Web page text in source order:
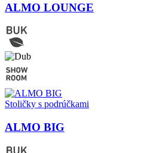
ALMO LOUNGE
Stoličky s podrúčkami
ALMO BIG